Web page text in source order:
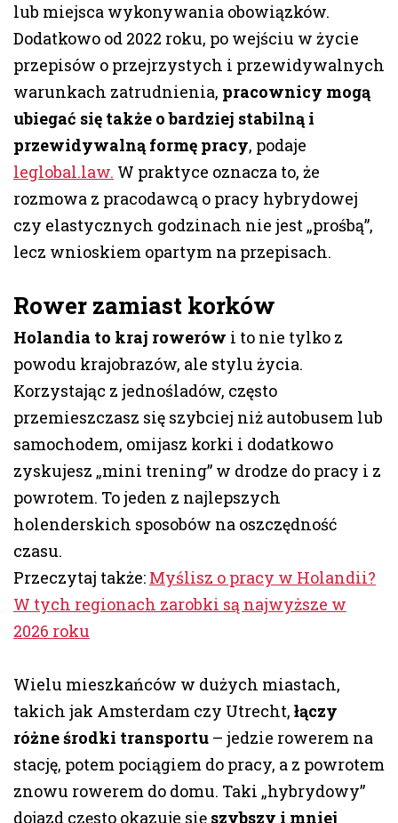
lub miejsca wykonywania obowiązków.
Dodatkowo od 2022 roku, po wejściu w życie
przepisów o przejrzystych i przewidywalnych
warunkach zatrudnienia, pracownicy mogą
ubiegać się także o bardziej stabilną i
przewidywalną formę pracy, podaje
leglobal.law. W praktyce oznacza to, że
rozmowa z pracodawcą o pracy hybrydowej
czy elastycznych godzinach nie jest „prośbą”,
lecz wnioskiem opartym na przepisach.
Rower zamiast korków
Holandia to kraj rowerów i to nie tylko z
powodu krajobrazów, ale stylu życia.
Korzystając z jednośladów, często
przemieszczasz się szybciej niż autobusem lub
samochodem, omijasz korki i dodatkowo
zyskujesz „mini trening” w drodze do pracy i z
powrotem. To jeden z najlepszych
holenderskich sposobów na oszczędność
czasu.
Przeczytaj także: Myślisz o pracy w Holandii?
W tych regionach zarobki są najwyższe w
2026 roku
Wielu mieszkańców w dużych miastach,
takich jak Amsterdam czy Utrecht, łączy
różne środki transportu – jedzie rowerem na
stację, potem pociągiem do pracy, a z powrotem
znowu rowerem do domu. Taki „hybrydowy”
dojazd często okazuje się szybszy i mniej